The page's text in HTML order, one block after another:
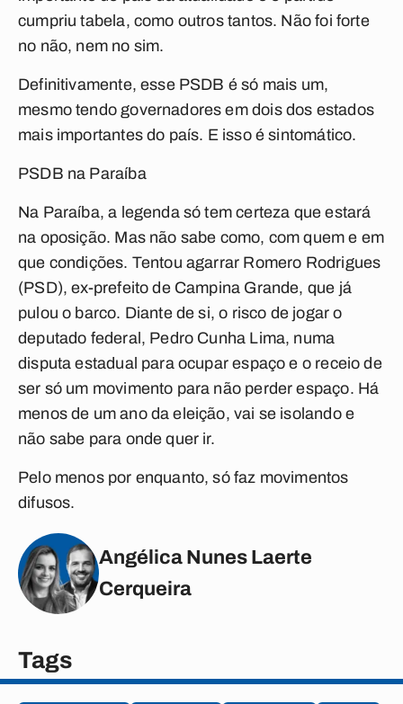
cumpriu tabela, como outros tantos. Não foi forte
no não, nem no sim.
Definitivamente, esse PSDB é só mais um,
mesmo tendo governadores em dois dos estados
mais importantes do país. E isso é sintomático.
PSDB na Paraíba
Na Paraíba, a legenda só tem certeza que estará
na oposição. Mas não sabe como, com quem e em
que condições. Tentou agarrar Romero Rodrigues
(PSD), ex-prefeito de Campina Grande, que já
pulou o barco. Diante de si, o risco de jogar o
deputado federal, Pedro Cunha Lima, numa
disputa estadual para ocupar espaço e o receio de
ser só um movimento para não perder espaço. Há
menos de um ano da eleição, vai se isolando e
não sabe para onde quer ir.
Pelo menos por enquanto, só faz movimentos
difusos.
Angélica Nunes Laerte
Cerqueira
Tags